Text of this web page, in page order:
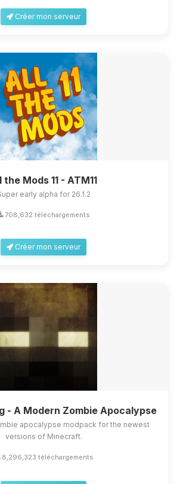
Créer mon serveur
the Mods 11 - ATM11
early alpha for 26.1.2
708,632 téléchargements
Créer mon serveur
- A Modern Zombie Apocalypse
apocalypse modpack for the newest
versions of Minecraft.
8,296,323 téléchargements